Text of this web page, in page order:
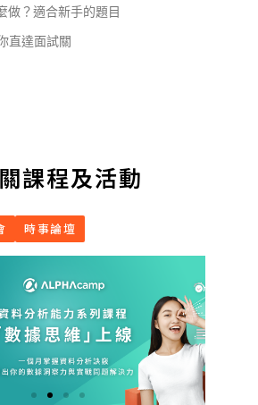
做？適合新手的題目
直達面試關
課程及活動
時事論壇